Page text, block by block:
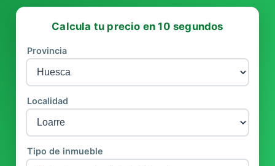
Calcula tu precio en 10 segundos
Provincia
Localidad
Tipo de inmueble